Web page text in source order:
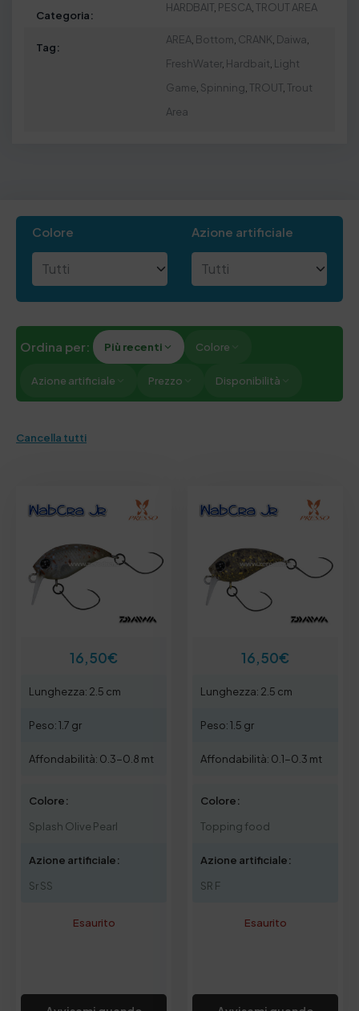
Categoria:
HARDBAIT, PESCA,TROUT AREA
Tag:
AREA, Bottom, CRANK, Daiwa,
FreshWater, Hardbait, Light
Game, Spinning,TROUT,Trout
Area
Colore Azione artificiale
Ordina per: Più recenti Colore
Azione artificiale Prezzo Disponibilità
Cancella tutti
16,50€
Lunghezza: 2.5 cm
Peso: 1.7 gr
Affondabilità: 0.3-0.8 mt
Colore:
Splash Olive Pearl
Azione artificiale:
Sr SS
Esaurito
16,50€
Lunghezza: 2.5 cm
Peso: 1.5 gr
Affondabilità: 0.1-0.3 mt
Colore:
Topping food
Azione artificiale:
SR F
Esaurito